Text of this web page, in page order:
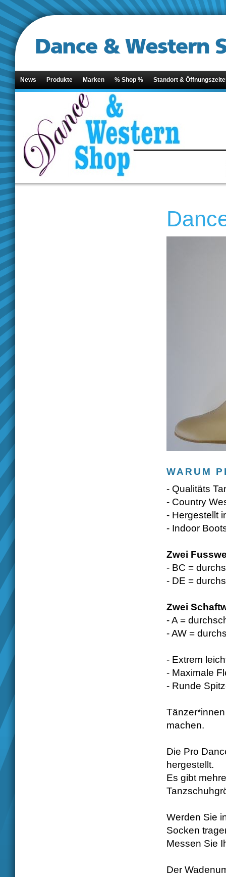
News Produkte Marken % Shop % Standort &
WARUM
- Qualitäts
- Country
- Hergestellt
- Indoor
Zwei
- BC =
- DE =
Zwei
- A =
- AW =
- Extrem
- Maximale
- Runde
machen.
Die Pro
hergestellt.
Es gibt
Werden Sie
Socken
Messen Sie
Der